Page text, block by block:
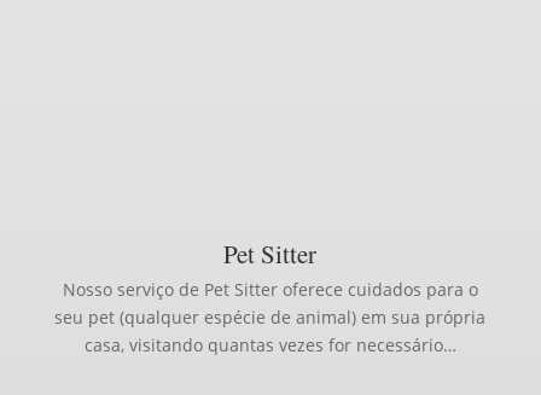
Pet Sitter
Nosso serviço de Pet Sitter oferece cuidados para o
seu pet (qualquer espécie de animal) em sua própria
casa, visitando quantas vezes for necessário…